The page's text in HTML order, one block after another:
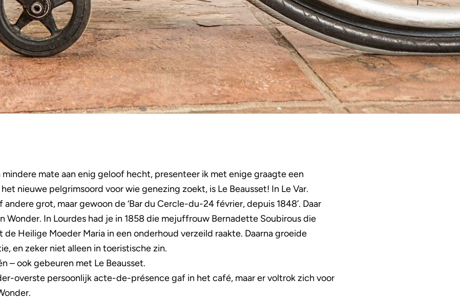
mate aan enig geloof hecht, presenteer ik met enige graagte een
nieuwe pelgrimsoord voor wie genezing zoekt, is Le Beausset! In Le Var.
grot, maar gewoon de ‘Bar du Cercle-du-24 février, depuis 1848’. Daar
Wonder. In Lourdes had je in 1858 die mejuffrouw Bernadette Soubirous die
Heilige Moeder Maria in een onderhoud verzeild raakte. Daarna groeide
en zeker niet alleen in toeristische zin.
– ook gebeuren met Le Beausset.
overste persoonlijk acte-de-présence gaf in het café, maar er voltrok zich voor